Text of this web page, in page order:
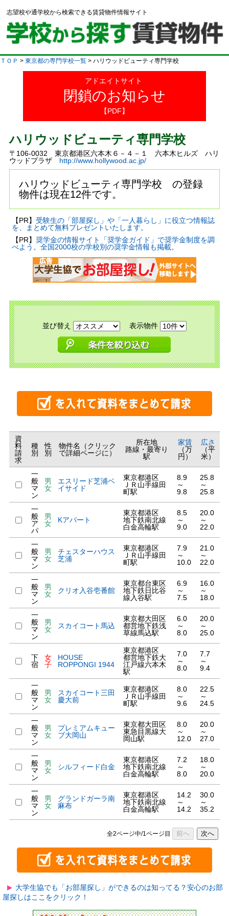
志望校や通学校から検索できる賃貸物件情報サイト
ＴＯＰ > 東京都の専門学校一覧 > ハリウッドビューティ専門学校
アドエイトサイト
閉鎖のお知らせ
【PDF】
ハリウッドビューティ専門学校
〒106-0032 東京都港区六本木６－４－１ 六本木ヒルズ ハリ
ウッドプラザ http://www.hollywood.ac.jp/
ハリウッドビューティ専門学校 の登録
物件は現在12件です。
【PR】 受験生の「部屋探し」や「一人暮らし」に役立つ情報誌
を、まとめて無料プレゼントいたします。
【PR】 奨学金の情報サイト「奨学金ガイド」で奨学金制度を調
べよう。全国2000校の学校別の奨学金情報も掲載。
並び替え 表示物件
資
料
請
求
種
別
性
別
物件名（クリック
で詳細ページに）
所在地
路線・最寄り
駅
家賃
（万
円）
広さ
（平
米）
一
般
マ
ン
男
女
エスリード芝浦ベ
イサイド
東京都港区
ＪＲ山手線田
町駅
8.9
～
9.8
25.8
～
25.8
一
般
ア
パ
男
女
Kアパート
東京都港区
地下鉄南北線
白金高輪駅
8.5
～
9.0
20.0
～
22.0
一
般
マ
ン
男
女
チェスターハウス
芝浦
東京都港区
ＪＲ山手線田
町駅
7.9
～
10.0
21.0
～
22.0
一
般
マ
ン
男
女
クリオ入谷壱番館
東京都台東区
地下鉄日比谷
線入谷駅
6.9
～
7.5
16.0
～
18.0
一
般
マ
ン
男
女
スカイコート馬込
東京都大田区
都営地下鉄浅
草線馬込駅
6.0
～
8.0
20.0
～
25.0
下
宿
女
子
HOUSE
ROPPONGI 1944
東京都港区
都営地下鉄大
江戸線六本木
駅
7.0
～
8.0
7.7
～
9.4
一
般
マ
ン
男
女
スカイコート三田
慶大前
東京都港区
ＪＲ山手線田
町駅
8.0
～
9.6
22.5
～
24.5
一
般
マ
ン
男
女
プレミアムキュー
ブ大岡山
東京都大田区
東急目黒線大
岡山駅
8.0
～
12.0
20.0
～
27.0
一
般
マ
ン
男
女
シルフィード白金
東京都港区
地下鉄南北線
白金高輪駅
7.2
～
8.0
18.0
～
20.0
一
般
マ
ン
男
女
グランドガーラ南
麻布
東京都港区
地下鉄南北線
白金高輪駅
14.2
～
14.2
30.0
～
35.2
全2ページ中/1ページ目 前へ 次へ
大学生協でも「お部屋探し」ができるのは知ってる？安心のお部
屋探しはここをクリック！